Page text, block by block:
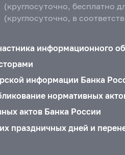
(круглосуточно, бесплатно
(круглосуточно, в
информационного
информации Банка
нормативных
актов Банка России
праздничных дней и